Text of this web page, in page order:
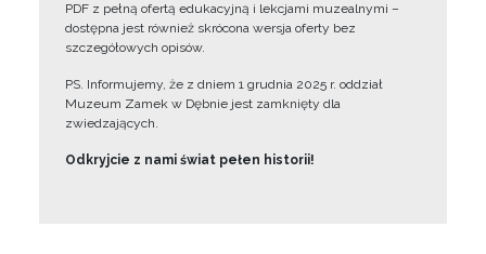
PDF z pełną ofertą edukacyjną i lekcjami muzealnymi –
dostępna jest również skrócona wersja oferty bez
szczegółowych opisów.
PS. Informujemy, że z dniem 1 grudnia 2025 r. oddział
Muzeum Zamek w Dębnie jest zamknięty dla
zwiedzających.
Odkryjcie z nami świat pełen historii!